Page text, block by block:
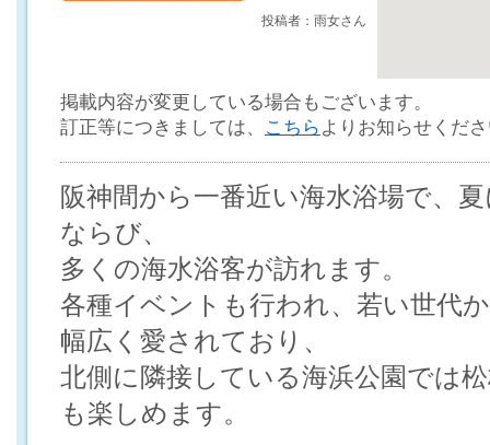
投稿者：雨女さん
掲載内容が変更している場合もございます。
訂正等につきましては、
こちら よりお知らせくだ
阪神間から一番近い海水浴場で、
ならび、
多くの海水浴客が訪れます。
各種イベントも行われ、若い世代
幅広く愛されており、
北側に隣接している海浜公園では
も楽しめます。